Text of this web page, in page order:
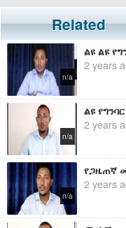
Related
n/a
2 years
n/a
2 years
n/a
የጋዜጠኛ
2 years